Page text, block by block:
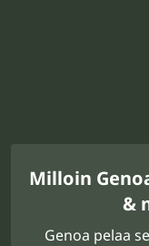
Milloin
&
Genoa pelaa